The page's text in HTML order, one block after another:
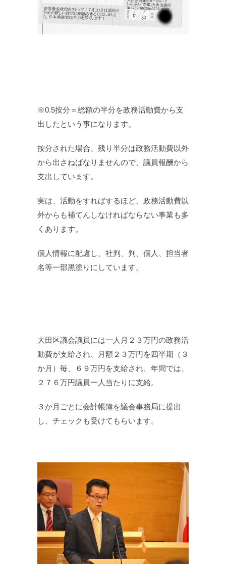
※0.5按分＝総額の半分を政務活動費から支
出したという事になります。
按分された場合、残り半分は政務活動費以外
から出さねばなりませんので、議員報酬から
支出しています。
実は、活動をすればするほど、政務活動費以
外からも補てんしなければならない事業も多
くあります。
個人情報に配慮し、社判、判、個人、担当者
名等一部黒塗りにしています。
大田区議会議員には一人月２３万円の政務活
動費が支給され、月額２３万円を四半期（３
か月）毎、６９万円を支給され、年間では、
２７６万円議員一人当たりに支給。
３か月ごとに会計帳簿を議会事務局に提出
し、チェックも受けてもらいます。